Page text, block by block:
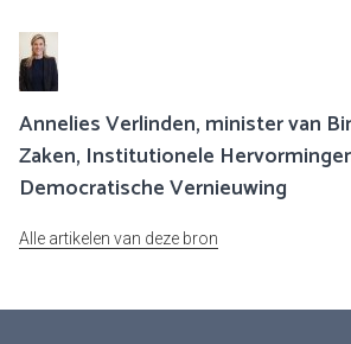
Annelies Verlinden, minister van
Zaken, Institutionele
Democratische Vernieuwing
Alle artikelen van deze bron